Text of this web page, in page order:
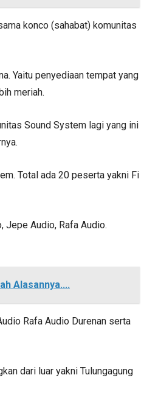
konco (sahabat) komunitas
Yaitu penyediaan tempat yang
meriah.
Sound System lagi yang ini
Total ada 20 peserta yakni Fi
Jepe Audio, Rafa Audio.
Alasannya....
Rafa Audio Durenan serta
dari luar yakni Tulungagung